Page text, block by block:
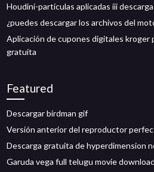
Houdini-partículas aplicadas iii
¿puedes descargar los archivos del
Aplicación de cupones digitales kroger
gratuita
Featured
Descargar birdman gif
Versión anterior del reproductor
Descarga gratuita de hyperdimension
Garuda vega full telugu movie